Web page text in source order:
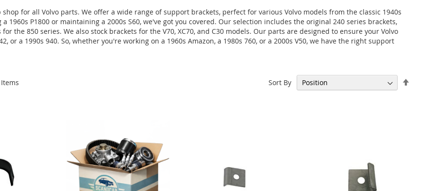
for all Volvo parts. We offer a wide range of support brackets, perfect for various Volvo models from the classic 1940s
1960s P1800 or maintaining a 2000s S60, we've got you covered. Our selection includes the original 240 series brackets,
the 850 series. We also stock brackets for the V70, XC70, and C30 models. Our parts are designed to ensure your Volvo
or a 1990s 940. So, whether you're working on a 1960s Amazon, a 1980s 760, or a 2000s V50, we have the right support
Items Sort By